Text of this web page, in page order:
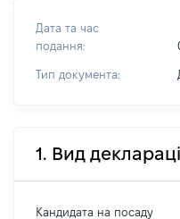
Дата та час
подання:
Тип документа:
1. Вид
Кандидата на посаду